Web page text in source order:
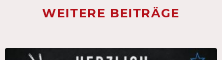
WEITERE BEITRÄGE